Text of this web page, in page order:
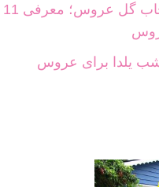
شب یلدا برای عروس